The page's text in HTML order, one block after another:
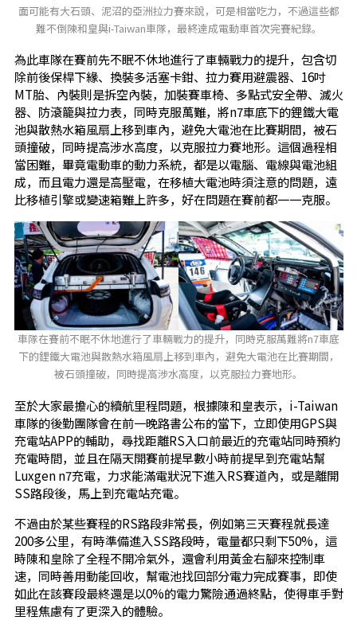
面可能有大石頭、泥沼的亞洲拉力賽來說，可是相當吃力，不過這些都
難不倒陳和皇與i-Taiwan車隊，最終達成電動車首次完賽紀錄。
為此車隊在賽前先不眠不休地進行了車輛戰力的提升，包含切
除前後保桿下緣、換裝多活塞卡鉗、拉力賽用避震器、16吋
MT胎、內裝則是拆空內裝，加裝賽車椅、多點式安全帶、滅火
器、防滾籠與拉力表，同時克服萬難，將n7車底下的鋰鐵大電
池與散熱水箱風扇上移到車內，避免大電池在比賽期間，被石
頭撞破，同時提高涉水高度，以克服拉力賽地形。這個過程相
當困難，畢竟電動車的動力系統，都是以電腦、電線與電池組
成，而且電力還是高壓電，在移植大電池時須注意的問題，遠
比移植引擎或變速箱難上許多，好在問題在賽前都一一克服。
車隊在賽前不眠不休地進行了車輛戰力的提升，同時克服萬難將n7車底
下的鋰鐵大電池與散熱水箱風扇上移到車內，避免大電池在比賽期間，
被石頭撞破，同時提高涉水高度，以克服拉力賽地形。
至於大家最擔心的續航里程問題，根據陳和皇表示，i-Taiwan
車隊的後勤團隊會在前一晚路書公布的當下，立即使用GPS與
充電站APP的輔助，尋找距離RS入口前最近的充電站同時預約
充電時間，並且在隔天開賽前提早數小時前提早到充電站幫
Luxgen n7充電，力求能滿電狀況下進入RS賽道內，或是離開
SS路段後，馬上到充電站充電。
不過由於某些賽程的RS路段非常長，例如第三天賽程就長達
200多公里，有時準備進入SS路段時，電量都只剩下50%，這
時陳和皇除了全程不開冷氣外，還會利用黃金右腳來控制車
速，同時善用動能回收，幫電池找回部分電力完成賽事，即使
如此在該賽段最終還是以0%的電力驚險通過終點，使得車手對
里程焦慮有了更深入的體驗。